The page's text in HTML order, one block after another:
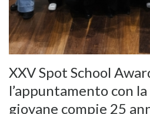
XXV Spot School
l’appuntamento con
giovane compie 25